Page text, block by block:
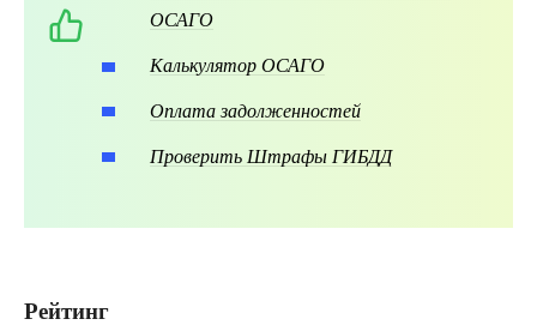
ОСАГО
Калькулятор ОСАГО
Оплата задолженностей
Проверить Штрафы ГИБДД
Рейтинг